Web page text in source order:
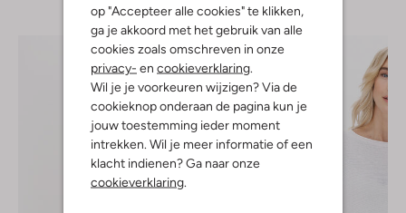
op "Accepteer alle cookies" te klikken,
ga je akkoord met het gebruik van alle
cookies zoals omschreven in onze
privacy- en cookieverklaring.
Wil je je voorkeuren wijzigen? Via de
cookieknop onderaan de pagina kun je
jouw toestemming ieder moment
intrekken. Wil je meer informatie of een
klacht indienen? Ga naar onze
cookieverklaring.